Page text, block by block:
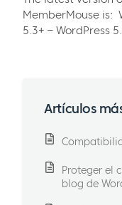
MemberMouse is:
5.3+ – WordPress
Artículos
Proteger el
blog de